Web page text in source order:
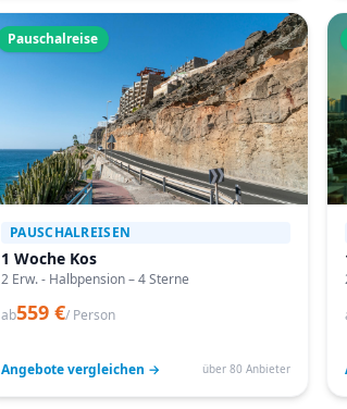
Pauschalreise
PAUSCHALREISEN
1 Woche Kos
2 Erw. - Halbpension – 4 Sterne
ab559 €/ Person
Angebote vergleichen → über 80 Anbieter